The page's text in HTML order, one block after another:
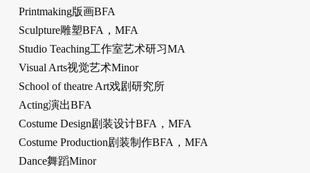
Printmaking版画BFA
Sculpture雕塑BFA，MFA
Studio Teaching工作室艺术研习MA
Visual Arts视觉艺术Minor
School of theatre Art戏剧研究所
Acting演出BFA
Costume Design剧装设计BFA，MFA
Costume Production剧装制作BFA，MFA
Dance舞蹈Minor